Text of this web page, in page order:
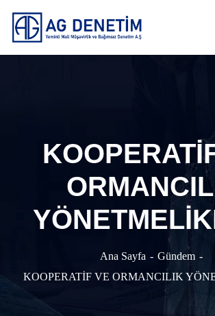
Ana Sayfa
Gündem
KOOPERATİF VE ORMANCILIK